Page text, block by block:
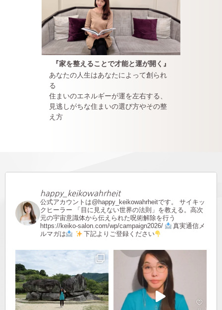
『家を整えることで才能と運が開く』
あなたの人生はあなたによって創られ
る
住まいのエネルギーが運を左右する、
見逃しがちな住まいの選び方やその整
え方
happy_keikowahrheit
公式アカウントは@happy_keikowahrheitです。
サイキッ
クヒーラー 「目に見えない世界の法則」を教える。高次
元の宇宙意識体から伝えられた呪術解除を行う
https://keiko-salon.com/wp/campaign2026/
真実通信メ
ルマガは
下記よりご登録ください